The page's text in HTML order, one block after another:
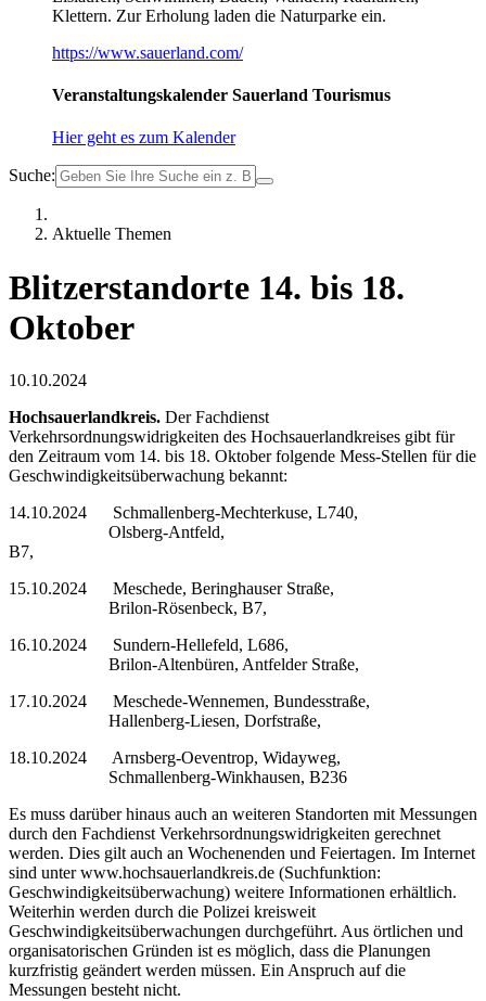
Klettern. Zur Erholung laden die Naturparke ein.
https://www.sauerland.com/
Veranstaltungskalender Sauerland Tourismus
Hier geht es zum Kalender
Suche:
Aktuelle Themen
Blitzerstandorte 14. bis 18.
Oktober
10.10.2024
Hochsauerlandkreis. Der Fachdienst
Verkehrsordnungswidrigkeiten des Hochsauerlandkreises gibt für
den Zeitraum vom 14. bis 18. Oktober folgende Mess-Stellen für die
Geschwindigkeitsüberwachung bekannt:
14.10.2024 Schmallenberg-Mechterkuse, L740,
Olsberg-Antfeld,
B7,
15.10.2024 Meschede, Beringhauser Straße,
Brilon-Rösenbeck, B7,
16.10.2024 Sundern-Hellefeld, L686,
Brilon-Altenbüren, Antfelder Straße,
17.10.2024 Meschede-Wennemen, Bundesstraße,
Hallenberg-Liesen, Dorfstraße,
18.10.2024 Arnsberg-Oeventrop, Widayweg,
Schmallenberg-Winkhausen, B236
Es muss darüber hinaus auch an weiteren Standorten mit Messungen
durch den Fachdienst Verkehrsordnungswidrigkeiten gerechnet
werden. Dies gilt auch an Wochenenden und Feiertagen. Im Internet
sind unter www.hochsauerlandkreis.de (Suchfunktion:
Geschwindigkeitsüberwachung) weitere Informationen erhältlich.
Weiterhin werden durch die Polizei kreisweit
Geschwindigkeitsüberwachungen durchgeführt. Aus örtlichen und
organisatorischen Gründen ist es möglich, dass die Planungen
kurzfristig geändert werden müssen. Ein Anspruch auf die
Messungen besteht nicht.